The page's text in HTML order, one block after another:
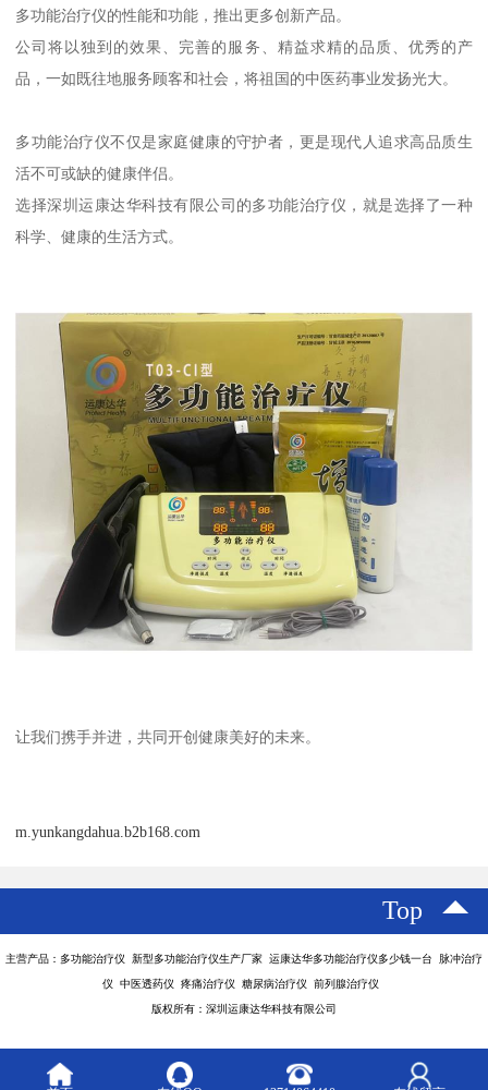
多功能治疗仪的性能和功能，推出更多创新产品。
公司将以独到的效果、完善的服务、精益求精的品质、优秀的产
品，一如既往地服务顾客和社会，将祖国的中医药事业发扬光大。
多功能治疗仪不仅是家庭健康的守护者，更是现代人追求高品质生
活不可或缺的健康伴侣。
选择深圳运康达华科技有限公司的多功能治疗仪，就是选择了一种
科学、健康的生活方式。
让我们携手并进，共同开创健康美好的未来。
m.yunkangdahua.b2b168.com
Top
主营产品：多功能治疗仪 新型多功能治疗仪生产厂家 运康达华多功能治疗仪多少钱一台 脉冲治疗
仪 中医透药仪 疼痛治疗仪 糖尿病治疗仪 前列腺治疗仪
版权所有：深圳运康达华科技有限公司